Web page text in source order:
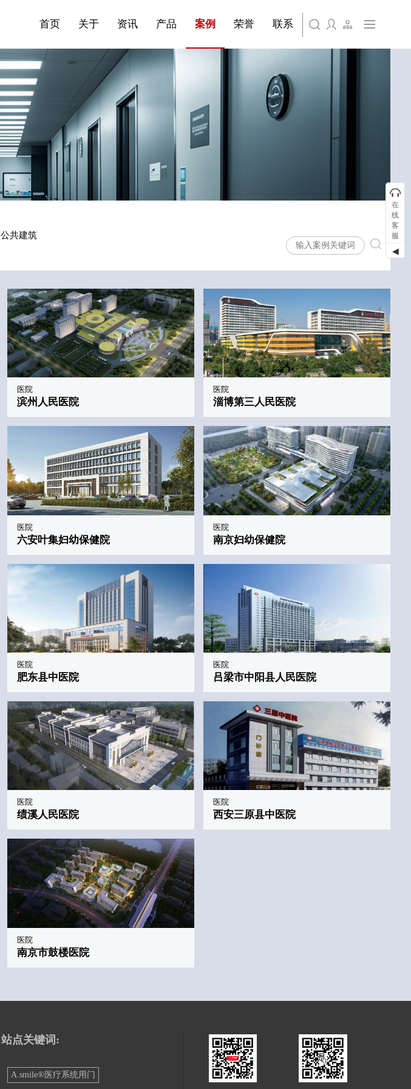
首页 关于
资讯
产品
案例 荣誉
联系
公共建筑
医院
滨州人民医院
医院
淄博第三人民医院
医院
六安叶集妇幼保健院
医院
南京妇幼保健院
医院
肥东县中医院
医院
吕梁市中阳县人民医院
医院
绩溪人民医院
医院
西安三原县中医院
医院
南京市鼓楼医院
站点关键词:
A.smile®医疗系统用门
在
线
客
服
◀